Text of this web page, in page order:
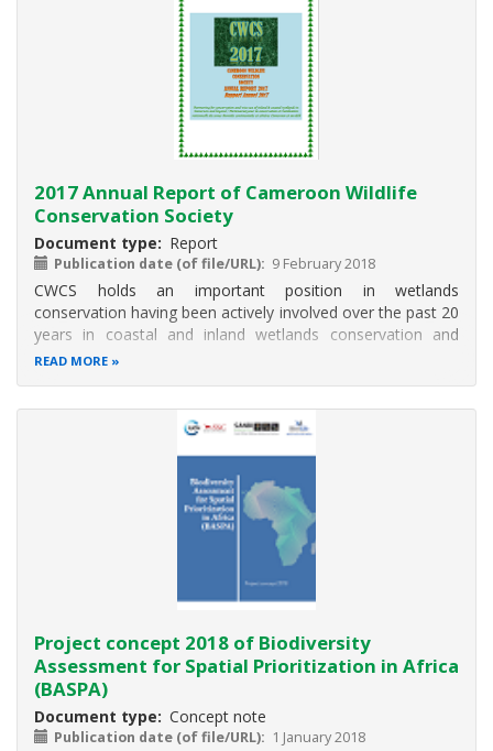
2017 Annual Report of Cameroon Wildlife
Conservation Society
Document type Report
Publication date (of file/URL) 9 February 2018
CWCS holds an important position in wetlands
conservation having been actively involved over the past 20
years in coastal and inland wetlands conservation and
protected area management issues through the
READ MORE
Project concept 2018 of Biodiversity
Assessment for Spatial Prioritization in Africa
(BASPA)
Document type Concept note
Publication date (of file/URL) 1 January 2018